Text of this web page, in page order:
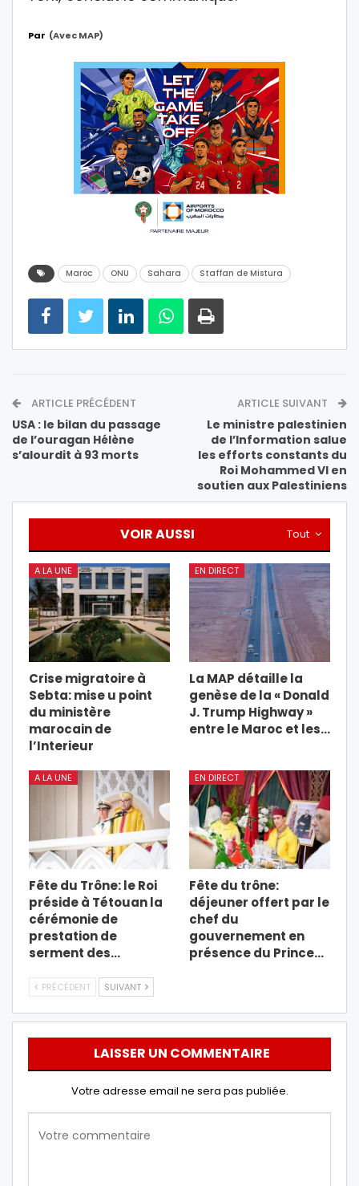
Par (avec MAP)
Maroc ONU Sahara Staffan de Mistura
ARTICLE PRÉCÉDENT
USA : le bilan du passage
de l’ouragan Hélène
s’alourdit à 93 morts
ARTICLE SUIVANT
Le ministre palestinien
de l’Information salue
les efforts constants du
Roi Mohammed VI en
soutien aux Palestiniens
Tout
VOIR AUSSI
A LA UNE
Crise migratoire à
Sebta: mise u point
du ministère
marocain de
l’Interieur
EN DIRECT
La MAP détaille la
genèse de la « Donald
J. Trump Highway »
entre le Maroc et les…
A LA UNE
Fête du Trône: le Roi
préside à Tétouan la
cérémonie de
prestation de
serment des…
EN DIRECT
Fête du trône:
déjeuner offert par le
chef du
gouvernement en
présence du Prince…
PRÉCÉDENT SUIVANT
LAISSER UN COMMENTAIRE
Votre adresse email ne sera pas publiée.